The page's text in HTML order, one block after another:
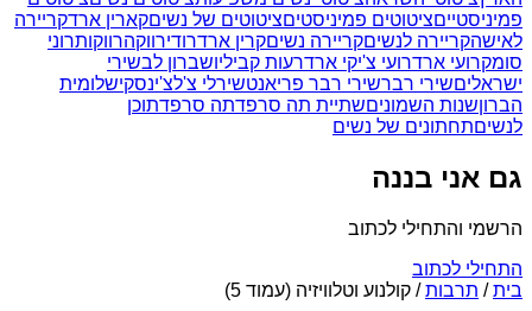
פמיניסטייםציטוטים פמיניסטיםציטוטים של נשיםקארין ארדקריירה
לאישהקריירה לנשיםקריירה נשיםקרין ארדרודירווקהרווקותרוני
סומקרועי ארדרועי צ'יקי ארדרעות קביליושברון לבשירי
ישראליםשירי רברשירי רבר פריאנטשירלי צ'לצ'ינסקישלומית
הברוןשנות השמוניםשתיית תה סרפדתה סרפדתוכן
לנשיםתחתונים של נשים
גם אני בננה
הרשמי והתחילי לכתוב
התחילי לכתוב
בית/ תרבות/ קולנוע וטלוויזיה (עמוד 5)